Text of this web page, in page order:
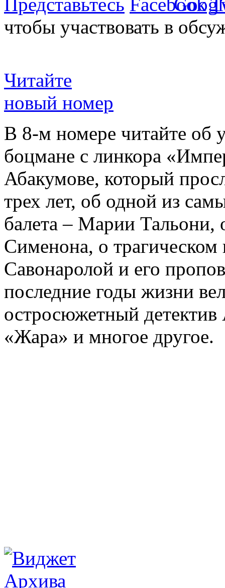
чтобы участвовать в
Читайте
новый номер
В 8-м номере читайте об
боцмане с линкора
Абакумове, который
трех лет, об одной из
балета – Марии
Сименона, о трагическом
Савонаролой и его
последние годы жизни
остросюжетный детектив
«Жара» и многое другое.